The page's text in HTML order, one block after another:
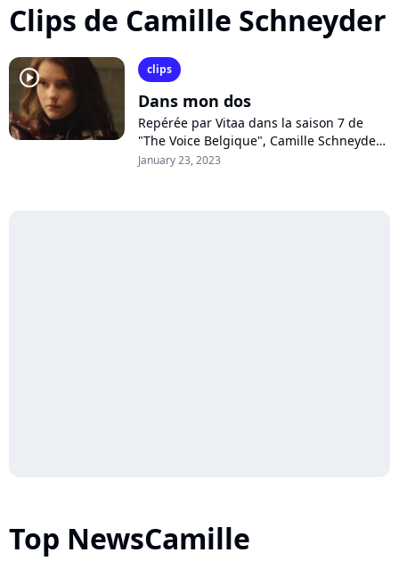
Clips de Camille Schneyder
player2 clips
Dans mon dos
Repérée par Vitaa dans la saison 7 de
"The Voice Belgique", Camille Schneyder
connait un beau début de carrière. Après
January 23, 2023
Top NewsCamille